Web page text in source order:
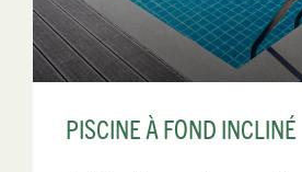
PISCINE À FOND INCLINÉ